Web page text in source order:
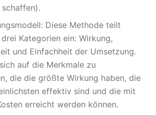
Diese Methode teilt
Kategorien ein: Wirkung,
und Einfachheit der Umsetzung.
auf die Merkmale zu
die die größte Wirkung haben, die
effektiv sind und die mit
erreicht werden können.